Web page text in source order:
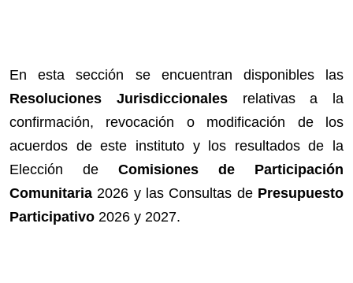
En esta sección se encuentran disponibles las
Resoluciones Jurisdiccionalesrelativas a la
confirmación, revocación o modificación de los
acuerdos de este instituto y los resultados de la
Elección de Comisiones de Participación
Comunitaria 2026 y las Consultas de Presupuesto
Participativo 2026 y 2027.